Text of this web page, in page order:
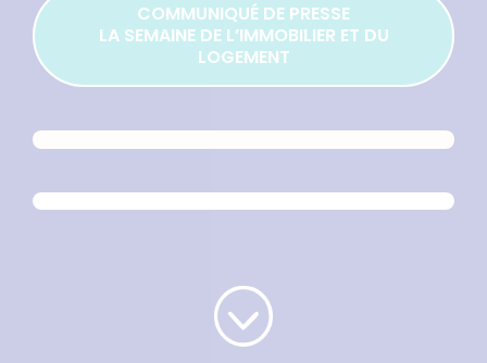
COMMUNIQUÉ DE PRESSE
LA SEMAINE DE L’IMMOBILIER ET DU
LOGEMENT